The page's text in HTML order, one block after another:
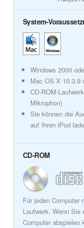
System-
Windows 2000
Mac OS X 10.3.9
CD-ROM-
Mikrophon)
Sie können die
auf Ihren iPod
CD-ROM
Für jeden Computer
Laufwerk. Wenn Sie
Computer abspielen